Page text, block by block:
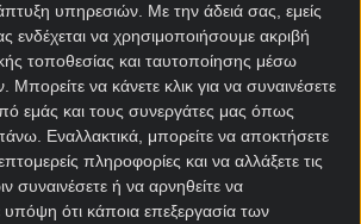
υπηρεσιών. Με την άδειά σας, εμείς
ενδέχεται να χρησιμοποιήσουμε ακριβή
τοποθεσίας και ταυτοποίησης μέσω
να κάνετε κλικ για να συναινέσετε
εμάς και τους συνεργάτες μας όπως
Εναλλακτικά, μπορείτε να αποκτήσετε
πληροφορίες και να αλλάξετε τις
συναινέσετε ή να αρνηθείτε να
υπόψη ότι κάποια επεξεργασία των
μια καλή ευκαιρία να μπουν
διακοπή του πρωταθλήματος
την ουραγό του
μάλλον έχει αποδεχθεί
και δύσκολα θα βγάλει